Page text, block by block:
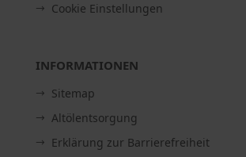
Cookie Einstellungen
INFORMATIONEN
Sitemap
Altölentsorgung
Erklärung zur Barrierefreiheit